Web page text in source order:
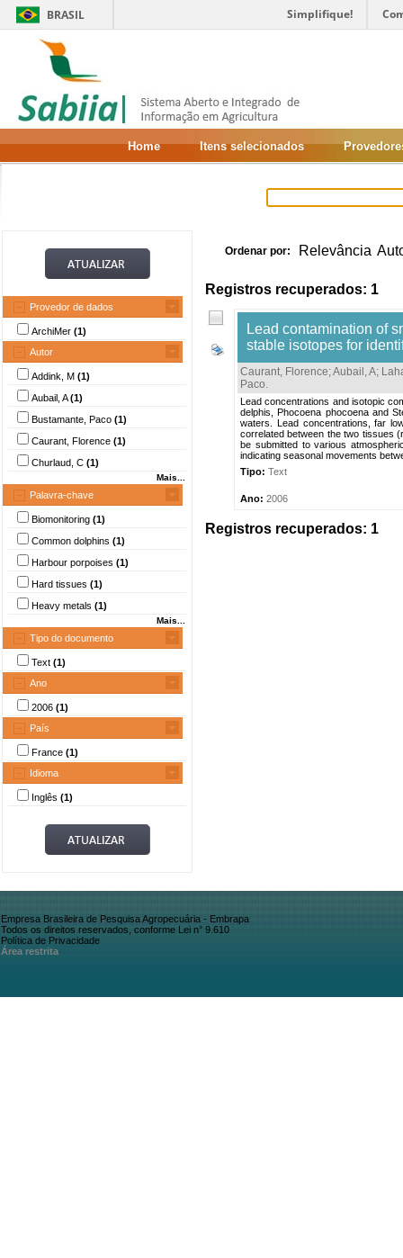
BRASIL Simplifique!
Home Itens selecionados
Provedor de dados
ArchiMer (1)
Autor
Addink, M (1)
Aubail, A(1)
Bustamante, Paco (1)
Caurant, Florence (1)
Churlaud, C (1)
Mais...
Palavra-chave
Biomonitoring (1)
Common dolphins (1)
Harbour porpoises (1)
Hard tissues (1)
Heavy metals (1)
Mais...
Tipo do documento
Text (1)
Ano
2006 (1)
País
France (1)
Idioma
Inglês (1)
Ordenar por: Relevância
Registros recuperados: 1
Lead contamination of
stable isotopes for
Caurant, Florence;Aubail, A;
Paco.
Lead concentrations and isotopic
delphis, Phocoena phocoena and
waters. Lead concentrations, far
correlated between the two tissues
be submitted to various
indicating seasonal movements
Tipo: Text
Ano: 2006
Registros recuperados: 1
Empresa Brasileira de Pesquisa Agropecuária - Embrapa
Todos os direitos reservados, conforme Lei n° 9.610
Política de Privacidade
Área restrita